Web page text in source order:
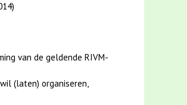
van de geldende RIVM-
(laten) organiseren,